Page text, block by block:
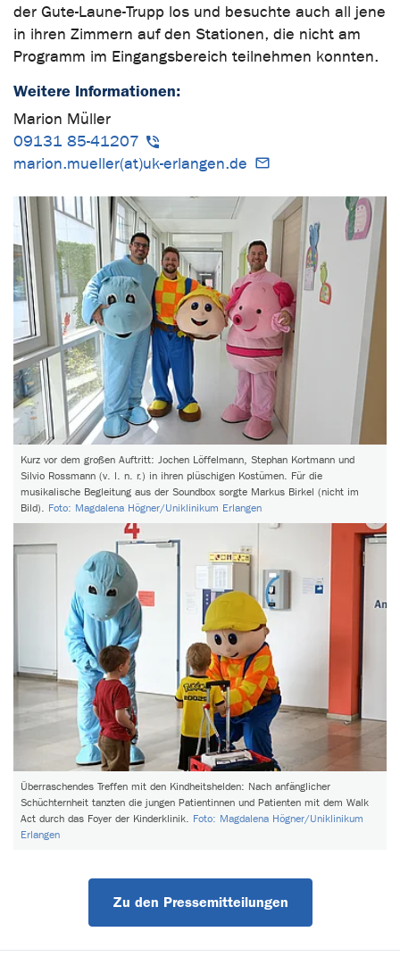
der Gute-Laune-Trupp los und besuchte auch all jene
in ihren Zimmern auf den Stationen, die nicht am
Programm im Eingangsbereich teilnehmen konnten.
Weitere Informationen:
Marion Müller
09131 85-41207
marion.mueller(at)uk-erlangen.de
Kurz vor dem großen Auftritt: Jochen Löffelmann, Stephan Kortmann und
Silvio Rossmann (v. l. n. r.) in ihren plüschigen Kostümen. Für die
musikalische Begleitung aus der Soundbox sorgte Markus Birkel (nicht im
Bild). Foto: Magdalena Högner/Uniklinikum Erlangen
Überraschendes Treffen mit den Kindheitshelden: Nach anfänglicher
Schüchternheit tanzten die jungen Patientinnen und Patienten mit dem Walk
Act durch das Foyer der Kinderklinik. Foto: Magdalena Högner/Uniklinikum
Erlangen
Zu den Pressemitteilungen